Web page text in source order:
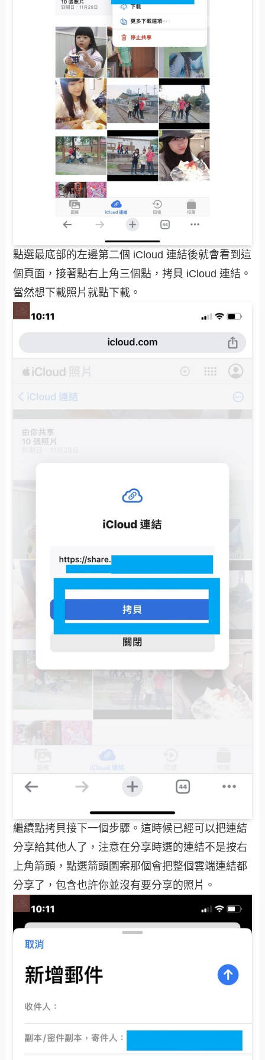
點選最底部的左邊第二個 iCloud 連結後就會看到這
個頁面，接著點右上角三個點，拷貝 iCloud 連結。
當然想下載照片就點下載。
繼續點拷貝接下一個步驟。這時候已經可以把連結
分享給其他人了，注意在分享時選的連結不是按右
上角箭頭，點選箭頭圖案那個會把整個雲端連結都
分享了，包含也許你並沒有要分享的照片。